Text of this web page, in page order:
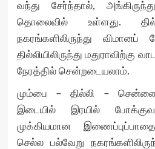
வந்து சேர்ந்தால்,
தொலைவில் உள்ளது.
நகரங்களிலிருந்து
தில்லியிலிருந்து மதுராவிற்கு
நேரத்தில் சென்றடையலாம்.
மும்பை – தில்லி –
இடையில் இரயில்
முக்கியமான
செல்ல பல்வேறு